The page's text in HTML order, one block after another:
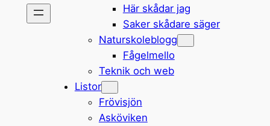
Här skådar jag
Saker skådare säger
Naturskoleblogg
Fågelmello
Teknik och web
Listor
Frövisjön
Asköviken